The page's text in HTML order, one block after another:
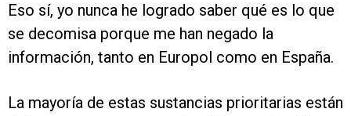
Eso sí, yo nunca he logrado saber qué es lo que
se decomisa porque me han negado la
información, tanto en Europol como en España.
La mayoría de estas sustancias prioritarias están